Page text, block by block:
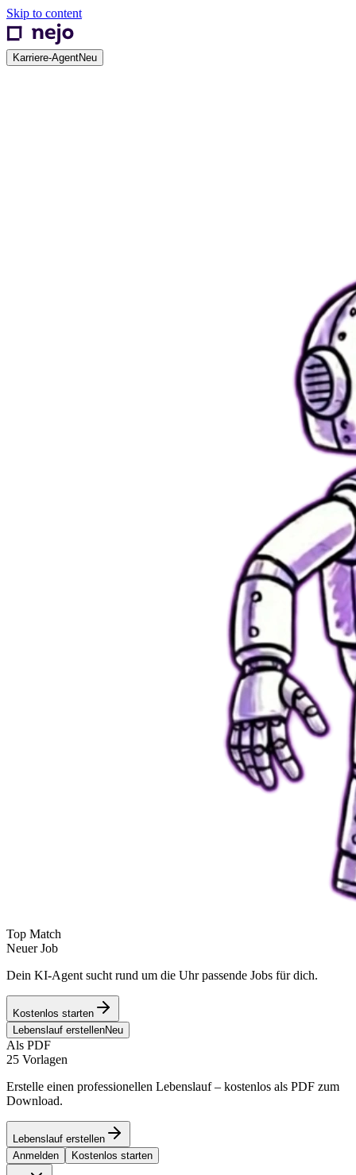
Skip to content
Karriere-AgentNeu
Top Match
Neuer Job
Dein KI-Agent sucht rund um die Uhr passende Jobs für dich.
Kostenlos starten
Lebenslauf erstellenNeu
Als PDF
25 Vorlagen
Erstelle einen professionellen Lebenslauf – kostenlos als PDF zum
Download.
Lebenslauf erstellen
Anmelden
Kostenlos starten